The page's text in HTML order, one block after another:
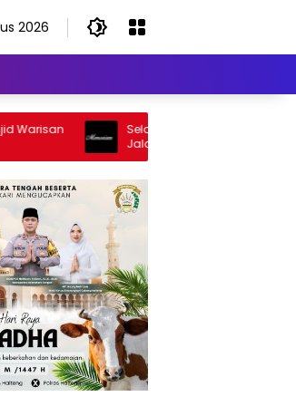
2026
Selamat Jalan Sang Inspirator,
Jalan Abangku Yuslam Idris